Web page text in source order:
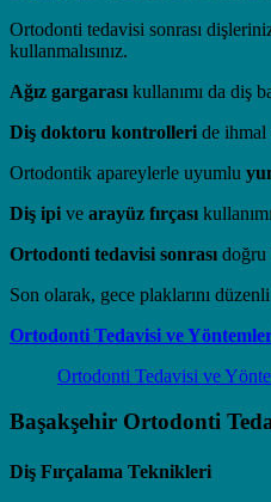
Ortodonti tedavisi sonrası
kullanmalısınız.
Ağız gargarası kullanımı da diş
Diş doktoru kontrolleri de ihmal
Ortodontik apareylerle uyumlu
Diş ipi ve arayüz fırçası
Ortodonti tedavisi sonrası doğru
Son olarak, gece plaklarını
Ortodonti Tedavisi ve
Ortodonti Tedavisi ve
Başakşehir Ortodonti
Diş Fırçalama Teknikleri